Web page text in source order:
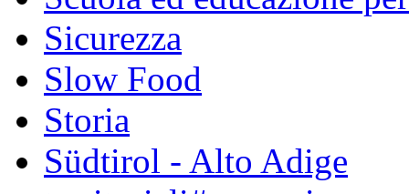
Sicurezza
Slow Food
Storia
Südtirol - Alto Adige